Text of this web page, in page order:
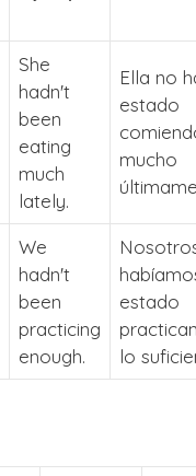
She
hadn't
been
eating
much
lately.
Ella no
estado
mucho
We
hadn't
been
practicing
enough.
estado
lo